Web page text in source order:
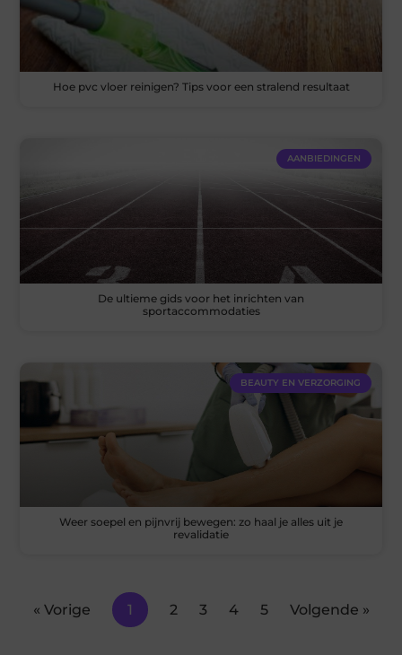
Hoe pvc vloer reinigen? Tips voor een stralend resultaat
AANBIEDINGEN
De ultieme gids voor het inrichten van
sportaccommodaties
BEAUTY EN VERZORGING
Weer soepel en pijnvrij bewegen: zo haal je alles uit je
revalidatie
« Vorige 1 2 3 4 5 Volgende »